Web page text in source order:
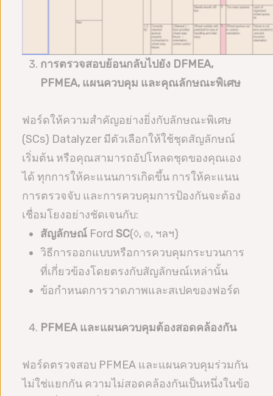
การตรวจสอบย้อนกลับไปยัง DFMEA,
PFMEA, แผนควบคุม และคุณลักษณะพิเศษ
ฟอร์ดให้ความสำคัญอย่างยิ่งกับลักษณะพิเศษ
(SCs) Datalyzer มีตัวเลือกให้ใช้ชุดสัญลักษณ์
เริ่มต้น หรือคุณสามารถอัปโหลดชุดของคุณเอง
ได้ ทุกการให้คะแนนการเกิดขึ้น การให้คะแนน
การตรวจจับ และการควบคุมการป้องกันจะต้อง
เชื่อมโยงอย่างชัดเจนกับ:
สัญลักษณ์ Ford SC(◊, ⌾, ฯลฯ)
วิธีการออกแบบหรือการควบคุมกระบวนการ
ที่เกี่ยวข้องโดยตรงกับสัญลักษณ์เหล่านั้น
ข้อกำหนดการวาดภาพและสเปคของฟอร์ด
PFMEA และแผนควบคุมต้องสอดคล้องกัน
ฟอร์ดตรวจสอบ PFMEA และแผนควบคุมร่วมกัน
ไม่ใช่แยกกัน ความไม่สอดคล้องกันเป็นหนึ่งในข้อ